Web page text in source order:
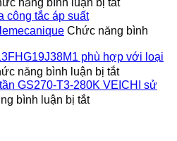
áp
hỗ
trợ
nhiều
nâng
cao
độ
an
toàn
công tắc áp suất
Chức năng bình
phù hợp với loại
năng bình luận bị tắtở
Công
tắc
GS270-T3-280K VEICHI sử
bình luận bị tắtở